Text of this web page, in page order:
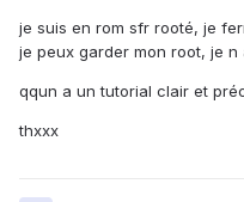
je suis en rom sfr rooté, je
je peux garder mon root, je n
qqun a un tutorial clair et
thxxx